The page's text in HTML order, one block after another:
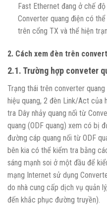
Fast Ethernet đang ở chế
Converter quang điện có
trên cổng TX và thể hiện
2. Cách xem đèn trên
2.1. Trường hợp conveter
Trạng thái trên converter
hiệu quang, 2 đèn Link/Act của
tra Dây nhảy quang nối từ
quang (ODF quang) xem có bị
đường cáp quang nối từ ODF
bên kia có thể kiểm tra bằng
sáng mạnh soi ở một đầu để
mạng Internet sử dụng
do nhà cung cấp dịch vụ quản
đến khắc phục đường truyền).